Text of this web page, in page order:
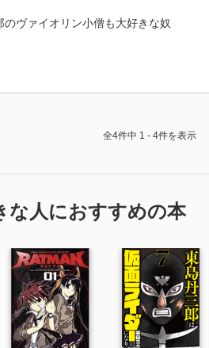
のヴァイオリン小僧も大好きな奴
全4件中 1 - 4件を表示
な人におすすめの本